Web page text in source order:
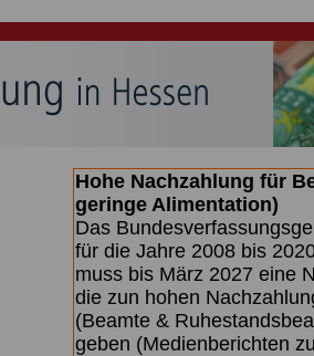
Hohe Nachzahlung für
geringe Alimentation)
Das
für die Jahre 2008 bis
muss bis März 2027 eine
die zun hohen
(Beamte &
geben (Medienberichten